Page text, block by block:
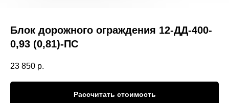
Блок дорожного ограждения 12-ДД-400-
0,93 (0,81)-ПС
23 850 р.
Рассчитать стоимость